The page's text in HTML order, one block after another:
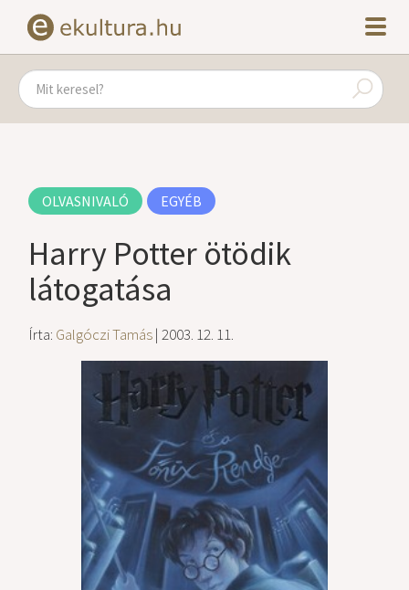
OLVASNIVALÓ EGYÉB
Harry Potter ötödik
látogatása
Írta: Galgóczi Tamás| 2003. 12. 11.